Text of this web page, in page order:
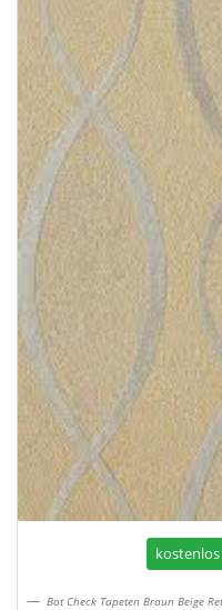
Bot Check Tapeten Braun Beige